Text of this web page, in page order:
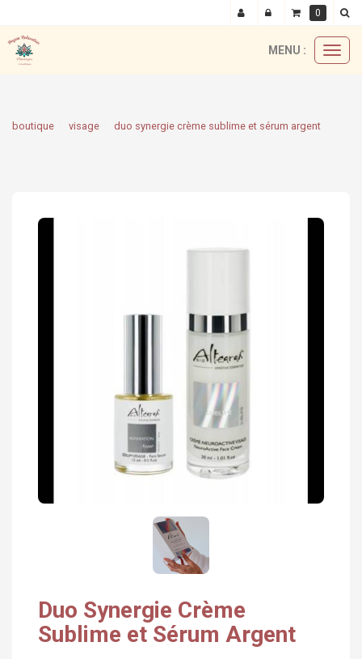
MENU :
boutique visage duo synergie crème sublime et sérum argent
Duo Synergie Crème
Sublime et Sérum Argent
0